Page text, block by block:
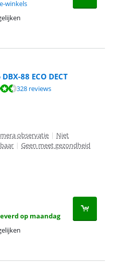
winkels
88 ECO DECT
op 328 reviews.
328 reviews
observatie | Niet
| Geen meet gezondheid
op maandag